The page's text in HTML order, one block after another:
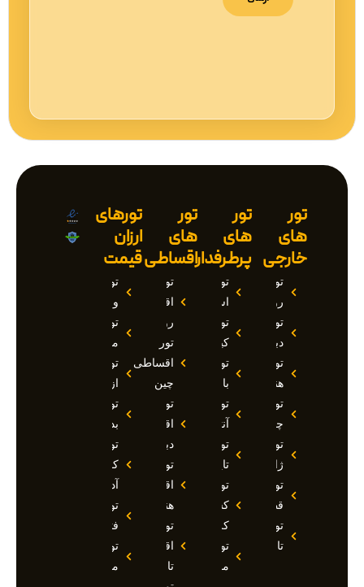
تور
های
خارجی
تور
روسیه
تور
دبی
تور
هند
تور
چین
تور
ژاپن
تور
قطر
تور
تاجیکستان
تور
های
پرطرفدار
تور
استانبول
تور
کیش
تور
بالی
تور
آنتالیا
تور
تایلند
تور
کشتی
کروز
تور
مالدیو
تور
های
اقساطی
تور
اقساطی
روسیه
تور
اقساطی
چین
تور
اقساطی
دبی
تور
اقساطی
هند
تور
اقساطی
تاجیکستان
تورهای
ارزان
قیمت
تور
وان
تور
مارماریس
تور
ازمیر
تور
بدروم
تور
کوش
آداسی
تور
فتحیه
تور
مالزی